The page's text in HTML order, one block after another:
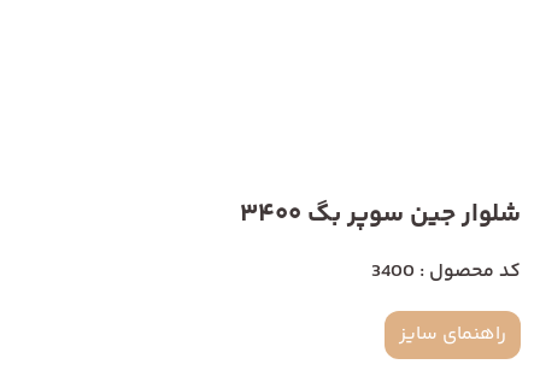
شلوار جین سوپر بگ 3400
کد محصول : 3400
راهنمای سایز